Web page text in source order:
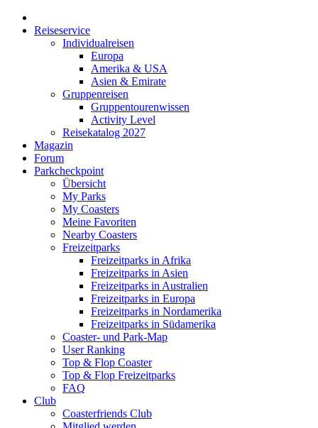
Reiseservice
Individualreisen
Europa
Amerika & USA
Asien & Emirate
Gruppenreisen
Gruppentourenwissen
Activity Level
Reisekatalog 2027
Magazin
Forum
Parkcheckpoint
Übersicht
My Parks
My Coasters
Meine Favoriten
Nearby Coasters
Freizeitparks
Freizeitparks in Afrika
Freizeitparks in Asien
Freizeitparks in Australien
Freizeitparks in Europa
Freizeitparks in Nordamerika
Freizeitparks in Südamerika
Coaster- und Park-Map
User Ranking
Top & Flop Coaster
Top & Flop Freizeitparks
FAQ
Club
Coasterfriends Club